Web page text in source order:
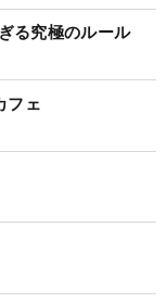
る究極のルール
フェ